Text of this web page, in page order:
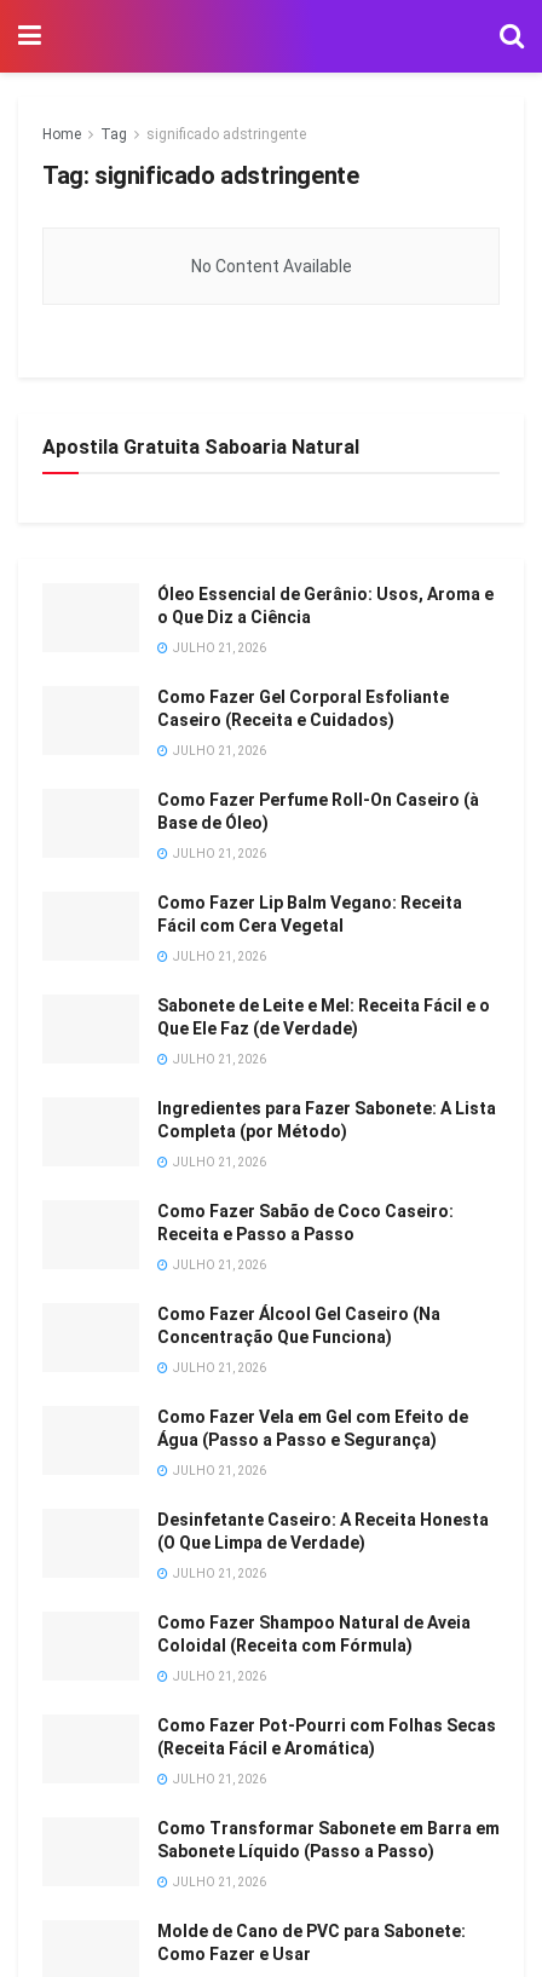
Home Tag significado adstringente
Tag: significado adstringente
No Content Available
Apostila Gratuita Saboaria Natural
Óleo Essencial de Gerânio: Usos, Aroma e
o Que Diz a Ciência
JULHO 21, 2026
Como Fazer Gel Corporal Esfoliante
Caseiro (Receita e Cuidados)
JULHO 21, 2026
Como Fazer Perfume Roll-On Caseiro (à
Base de Óleo)
JULHO 21, 2026
Como Fazer Lip Balm Vegano: Receita
Fácil com Cera Vegetal
JULHO 21, 2026
Sabonete de Leite e Mel: Receita Fácil e o
Que Ele Faz (de Verdade)
JULHO 21, 2026
Ingredientes para Fazer Sabonete: A Lista
Completa (por Método)
JULHO 21, 2026
Como Fazer Sabão de Coco Caseiro:
Receita e Passo a Passo
JULHO 21, 2026
Como Fazer Álcool Gel Caseiro (Na
Concentração Que Funciona)
JULHO 21, 2026
Como Fazer Vela em Gel com Efeito de
Água (Passo a Passo e Segurança)
JULHO 21, 2026
Desinfetante Caseiro: A Receita Honesta
(O Que Limpa de Verdade)
JULHO 21, 2026
Como Fazer Shampoo Natural de Aveia
Coloidal (Receita com Fórmula)
JULHO 21, 2026
Como Fazer Pot-Pourri com Folhas Secas
(Receita Fácil e Aromática)
JULHO 21, 2026
Como Transformar Sabonete em Barra em
Sabonete Líquido (Passo a Passo)
JULHO 21, 2026
Molde de Cano de PVC para Sabonete:
Como Fazer e Usar